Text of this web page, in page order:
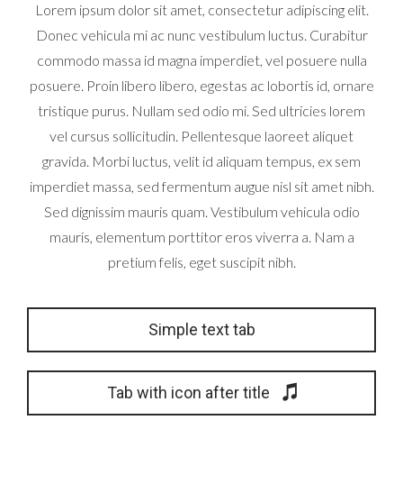
Lorem ipsum dolor sit amet, consectetur adipiscing elit.
Donec vehicula mi ac nunc vestibulum luctus. Curabitur
commodo massa id magna imperdiet, vel posuere nulla
posuere. Proin libero libero, egestas ac lobortis id, ornare
tristique purus. Nullam sed odio mi. Sed ultricies lorem
vel cursus sollicitudin. Pellentesque laoreet aliquet
gravida. Morbi luctus, velit id aliquam tempus, ex sem
imperdiet massa, sed fermentum augue nisl sit amet nibh.
Sed dignissim mauris quam. Vestibulum vehicula odio
mauris, elementum porttitor eros viverra a. Nam a
pretium felis, eget suscipit nibh.
Simple text tab
Tab with icon after title